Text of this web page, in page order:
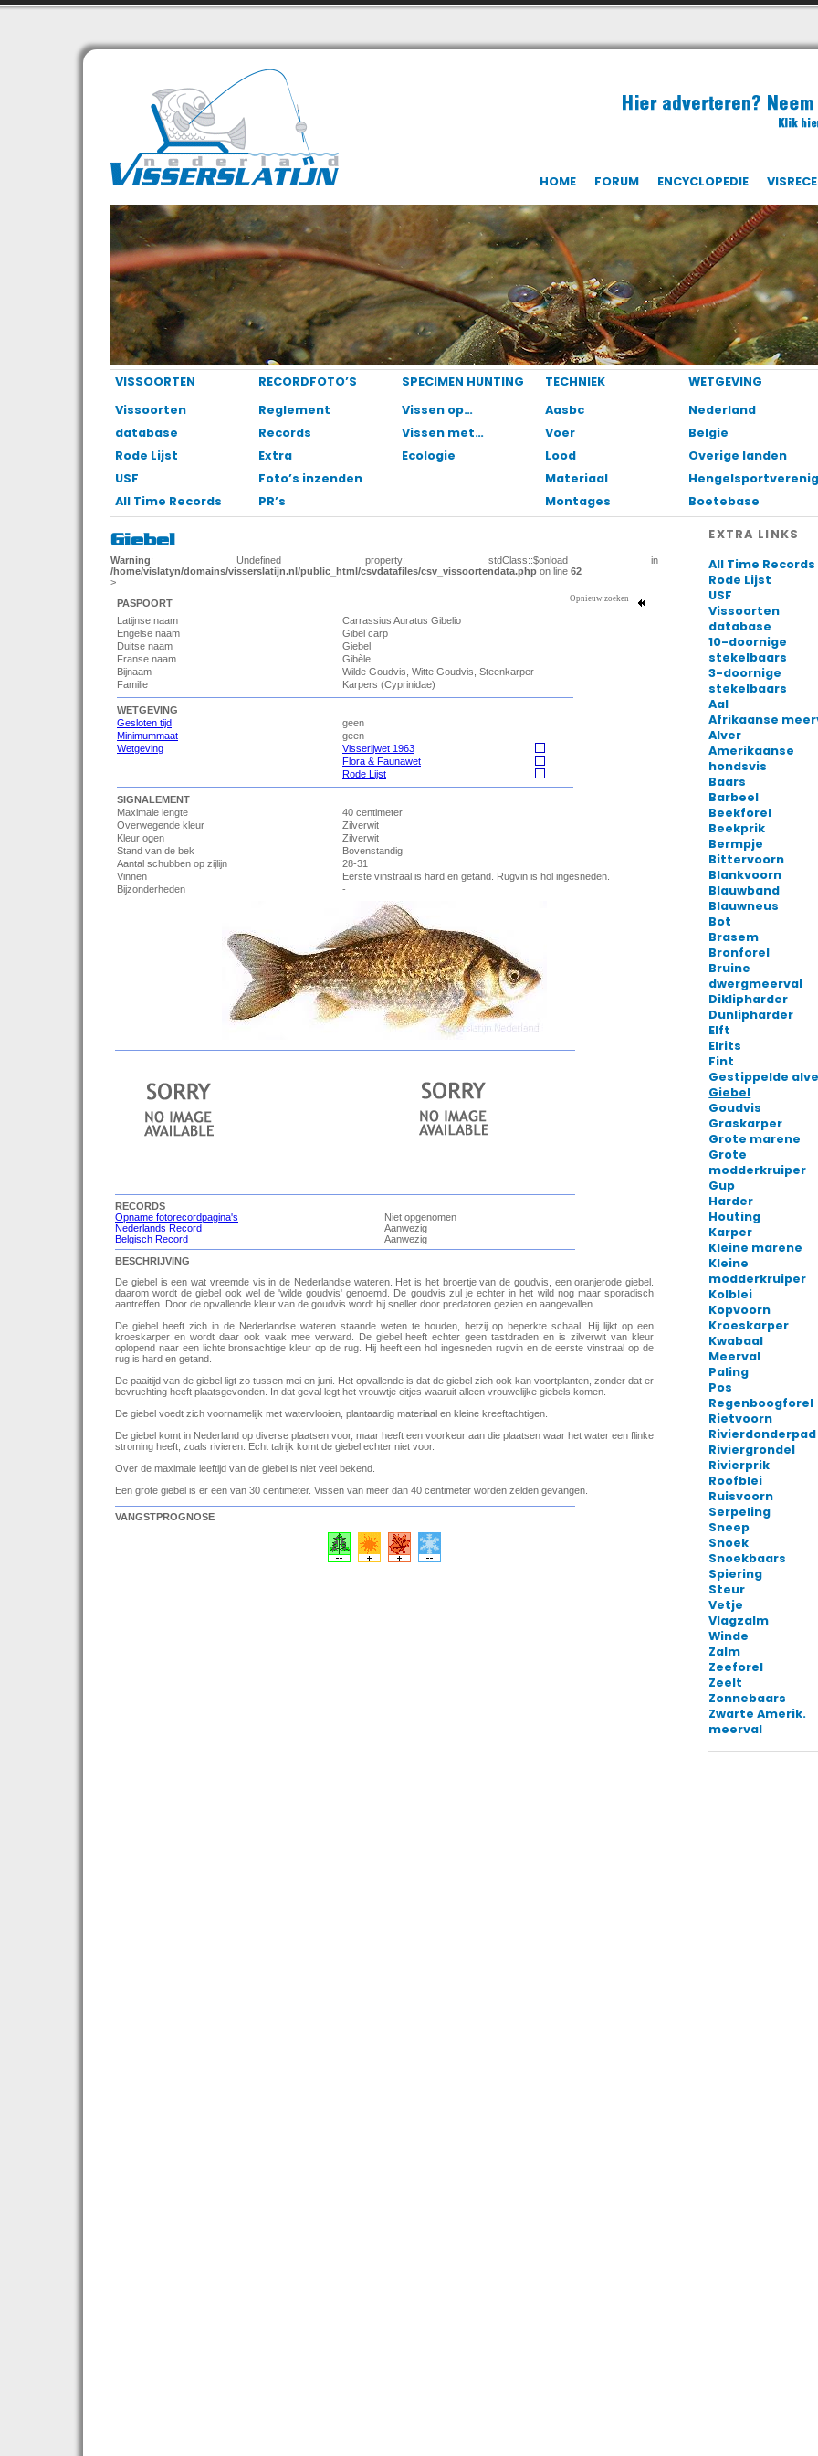
HOME FORUM ENCYCLOPEDIE
VISSOORTEN
Vissoorten
database
Rode Lijst
USF
All Time Records
RECORDFOTO’S
Reglement
Records
Extra
Foto’s inzenden
PR’s
SPECIMEN HUNTING
Vissen op…
Vissen met…
Ecologie
TECHNIEK
Aasbc
Voer
Lood
Materiaal
Montages
WETGEVING
Nederland
Belgie
Overige landen
Boetebase
Giebel
EXTRA LINKS
All Time Records
Rode Lijst
USF
Vissoorten
database
10-doornige
stekelbaars
3-doornige
stekelbaars
Aal
Afrikaanse
Alver
Amerikaanse
hondsvis
Baars
Barbeel
Beekforel
Beekprik
Bermpje
Bittervoorn
Blankvoorn
Blauwband
Blauwneus
Bot
Brasem
Bronforel
Bruine
dwergmeerval
Diklipharder
Dunlipharder
Elft
Elrits
Fint
Gestippelde
Giebel
Goudvis
Graskarper
Grote marene
Grote
modderkruiper
Gup
Harder
Houting
Karper
Kleine marene
Kleine
modderkruiper
Kolblei
Kopvoorn
Kroeskarper
Kwabaal
Meerval
Paling
Pos
Regenboogforel
Rietvoorn
Rivierdonderpad
Riviergrondel
Rivierprik
Roofblei
Ruisvoorn
Serpeling
Sneep
Snoek
Snoekbaars
Spiering
Steur
Vetje
Vlagzalm
Winde
Zalm
Zeeforel
Zeelt
Zonnebaars
Zwarte Amerik.
meerval